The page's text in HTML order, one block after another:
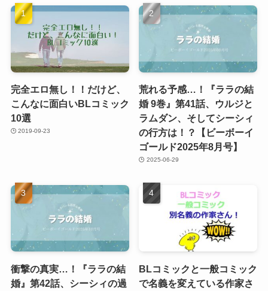
完全エロ無し！！だけど、
こんなに面白いBLコミック
10選
2019-09-23
荒れる予感…！『ララの結
婚 9巻』第41話、ウルジと
ラムダン、そしてシーシィ
の行方は！？【ビーボーイ
ゴールド2025年8月号】
2025-06-29
衝撃の真実…！『ララの結
婚』第42話、シーシィの過
BLコミックと一般コミック
で名義を変えている作家さ